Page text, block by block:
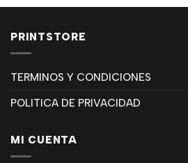
PRINTSTORE
TERMINOS Y CONDICIONES
POLITICA DE PRIVACIDAD
MI CUENTA